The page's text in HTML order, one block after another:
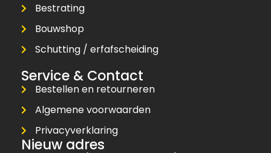
Bestrating
Bouwshop
Schutting / erfafscheiding
Service & Contact
Bestellen en retourneren
Algemene voorwaarden
Privacyverklaring
Nieuw adres